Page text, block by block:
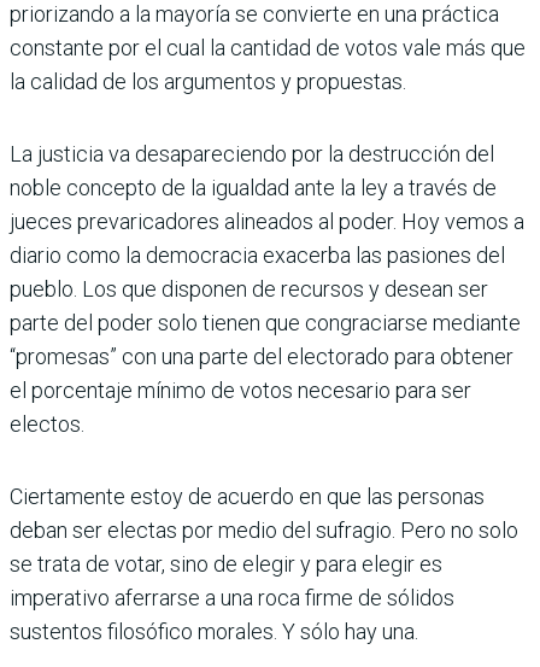
priorizando a la mayoría se convierte en una práctica
constante por el cual la cantidad de votos vale más que
la calidad de los argumentos y propuestas.
La justicia va desapare­ciendo por la destrucción del
noble concepto de la igual­dad ante la ley a través de
jueces prevaricadores ali­neados al poder. Hoy vemos a
diario como la democra­cia exacerba las pasiones del
pueblo. Los que dispo­nen de recursos y desean ser
parte del poder solo tienen que congraciarse mediante
“promesas” con una parte del electorado para obte­ner
el porcentaje mínimo de votos necesario para ser
electos.
Ciertamente estoy de acuerdo en que las personas
deban ser electas por medio del sufragio. Pero no solo
se trata de votar, sino de elegir y para elegir es
imperativo aferrarse a una roca firme de sólidos
sustentos filosó­fico morales. Y sólo hay una.